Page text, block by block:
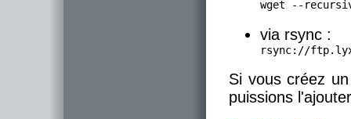
wget --
via rsync :
Si vous créez
puissions